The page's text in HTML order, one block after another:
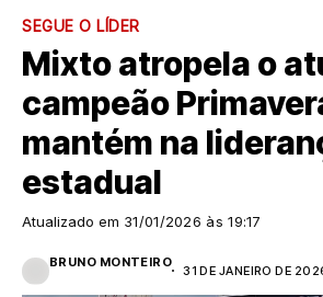
SEGUE O LÍDER
Mixto atropela o
campeão
mantém na
estadual
Atualizado em 31/01/2026 às 19:17
BRUNO MONTEIRO
31 DE JANEIRO DE